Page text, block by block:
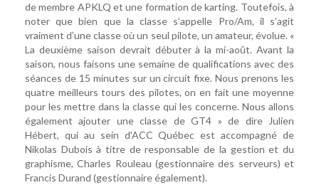
de membre APKLQ et une formation de karting. Toutefois, à
noter que bien que la classe s’appelle Pro/Am, il s’agit
vraiment d’une classe où un seul pilote, un amateur, évolue. «
La deuxième saison devrait débuter à la mi-août. Avant la
saison, nous faisons une semaine de qualifications avec des
séances de 15 minutes sur un circuit fixe. Nous prenons les
quatre meilleurs tours des pilotes, on en fait une moyenne
pour les mettre dans la classe qui les concerne. Nous allons
également ajouter une classe de GT4 » de dire Julien
Hébert, qui au sein d'ACC Québec est accompagné de
Nikolas Dubois à titre de responsable de la gestion et du
graphisme, Charles Rouleau (gestionnaire des serveurs) et
Francis Durand (gestionnaire également).